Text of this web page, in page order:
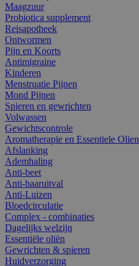
Maagzuur
Probiotica supplement
Reisapotheek
Ontwormen
Pijn en Koorts
Antimigraine
Kinderen
Menstruatie Pijnen
Mond Pijnen
Spieren en gewrichten
Volwassen
Gewichtscontrole
Aromatherapie en Essentiele Olien
Afslanking
Ademhaling
Anti-beet
Anti-haaruitval
Anti-Luizen
Bloedcirculatie
Complex - combinaties
Dagelijks welzijn
Essentiële oliën
Gewrichten & spieren
Huidverzorging